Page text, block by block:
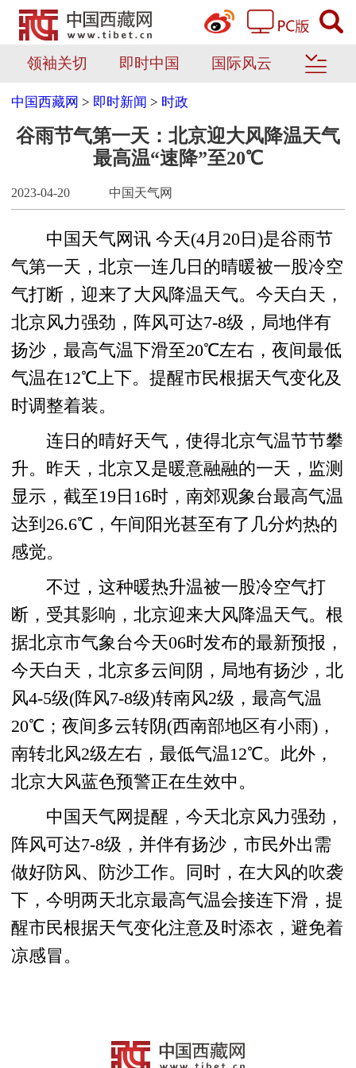
领袖关切 即时中国 国际风云
中国西藏网 > 即时新闻 > 时政
谷雨节气第一天：北京迎大风降温天气
最高温“速降”至20℃
2023-04-20 中国天气网
中国天气网讯 今天(4月20日)是谷雨节
气第一天，北京一连几日的晴暖被一股冷空
气打断，迎来了大风降温天气。今天白天，
北京风力强劲，阵风可达7-8级，局地伴有
扬沙，最高气温下滑至20℃左右，夜间最低
气温在12℃上下。提醒市民根据天气变化及
时调整着装。
连日的晴好天气，使得北京气温节节攀
升。昨天，北京又是暖意融融的一天，监测
显示，截至19日16时，南郊观象台最高气温
达到26.6℃，午间阳光甚至有了几分灼热的
感觉。
不过，这种暖热升温被一股冷空气打
断，受其影响，北京迎来大风降温天气。根
据北京市气象台今天06时发布的最新预报，
今天白天，北京多云间阴，局地有扬沙，北
风4-5级(阵风7-8级)转南风2级，最高气温
20℃；夜间多云转阴(西南部地区有小雨)，
南转北风2级左右，最低气温12℃。此外，
北京大风蓝色预警正在生效中。
中国天气网提醒，今天北京风力强劲，
阵风可达7-8级，并伴有扬沙，市民外出需
做好防风、防沙工作。同时，在大风的吹袭
下，今明两天北京最高气温会接连下滑，提
醒市民根据天气变化注意及时添衣，避免着
凉感冒。